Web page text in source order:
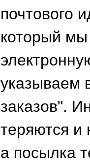
почтового
который
указываем
заказов".
теряются и
а посылка